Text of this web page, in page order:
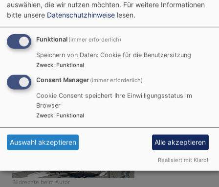
Nach dem Gottesdienst sorgte die Folkloregruppe
"Kalinka" mit Tanz und Musik für gute Stimmung.
Und natürlich gab es auch ganz leckeres Essen,
denn Feiern macht hungrig.
Vielen Dank für die herzliche Einladung und das
tolle Fest! Es war schön bei Euch in Weiden!
Bildrechte beim Autor
auswählen, die wir nutzen möchten. Für weitere Informationen
bitte unsere Datenschutzhinweise lesen.
Funktional (immer erforderlich)
Speichern von Daten: Cookie für die Benutzersitzung
Zweck: Funktional
Consent Manager (immer erforderlich)
Cookie Consent speichert Ihre Einwilligungsstatus im
Browser
Zweck: Funktional
Auswahl akzeptieren Alle akzeptieren
Realisiert mit Klaro!